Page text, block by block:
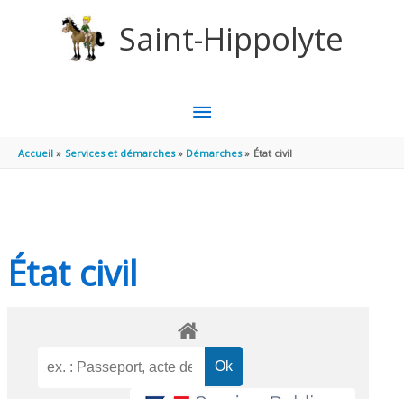
Saint-Hippolyte
MENU
PRINCIPAL
Accueil Services et démarches Démarches État civil
État civil